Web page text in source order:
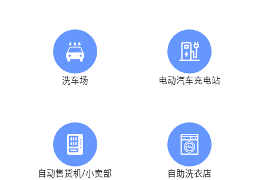
洗车场 电动汽车充电站
自动售货机/小卖部 自助洗衣店